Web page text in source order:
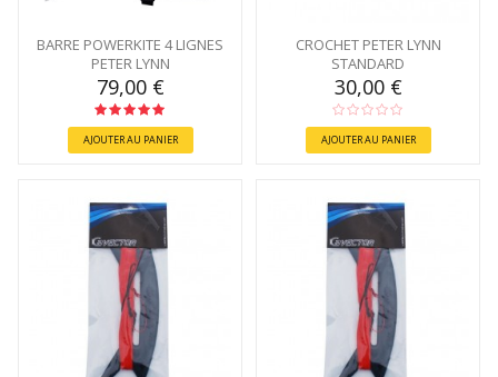
BARRE POWERKITE 4 LIGNES
PETER LYNN
79,00 €
AJOUTER AU PANIER
CROCHET PETER LYNN
STANDARD
30,00 €
AJOUTER AU PANIER